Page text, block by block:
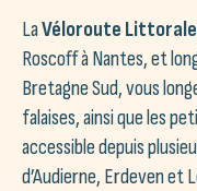
LaVéloroute
Roscoff à Nantes, et
Bretagne Sud, vous
falaises, ainsi que les
accessible depuis
d’Audierne, Erdeven et